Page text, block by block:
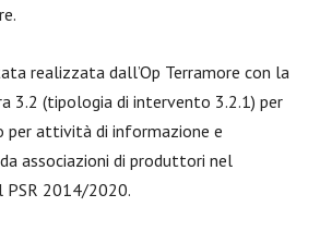
realizzata dall’Op Terramore con la
3.2 (tipologia di intervento 3.2.1) per
per attività di informazione e
associazioni di produttori nel
PSR 2014/2020.